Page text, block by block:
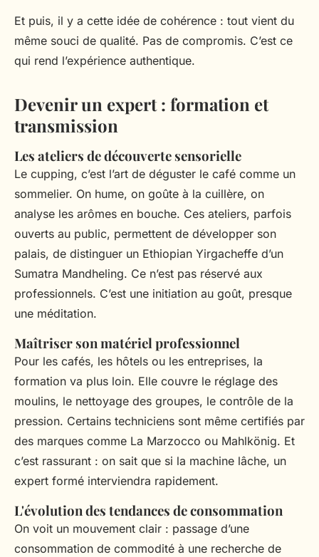
Et puis, il y a cette idée de cohérence : tout vient du
même souci de qualité. Pas de compromis. C’est ce
qui rend l’expérience authentique.
Devenir un expert : formation et
transmission
Les ateliers de découverte sensorielle
Le cupping, c’est l’art de déguster le café comme un
sommelier. On hume, on goûte à la cuillère, on
analyse les arômes en bouche. Ces ateliers, parfois
ouverts au public, permettent de développer son
palais, de distinguer un Ethiopian Yirgacheffe d’un
Sumatra Mandheling. Ce n’est pas réservé aux
professionnels. C’est une initiation au goût, presque
une méditation.
Maîtriser son matériel professionnel
Pour les cafés, les hôtels ou les entreprises, la
formation va plus loin. Elle couvre le réglage des
moulins, le nettoyage des groupes, le contrôle de la
pression. Certains techniciens sont même certifiés par
des marques comme La Marzocco ou Mahlkönig. Et
c’est rassurant : on sait que si la machine lâche, un
expert formé interviendra rapidement.
L'évolution des tendances de consommation
On voit un mouvement clair : passage d’une
consommation de commodité à une recherche de